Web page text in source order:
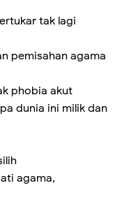
tak lagi
pemisahan agama
phobia akut
dunia ini milik dan
agama,